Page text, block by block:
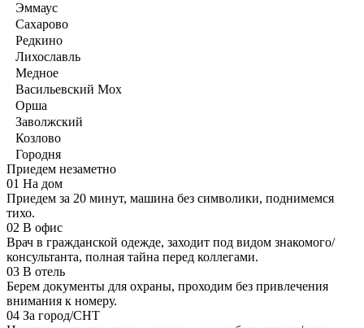
Эммаус
Сахарово
Редкино
Лихославль
Медное
Васильевский Мох
Орша
Заволжский
Козлово
Городня
Приедем незаметно
01 На дом
Приедем за 20 минут, машина без символики, поднимемся
тихо.
02 В офис
Врач в гражданской одежде, заходит под видом знакомого/
консультанта, полная тайна перед коллегами.
03 В отель
Берем документы для охраны, проходим без привлечения
внимания к номеру.
04 За город/СНТ